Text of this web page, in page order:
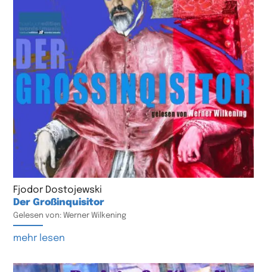
Fjodor Dostojewski
Der Großinquisitor
Gelesen von: Werner Wilkening
mehr lesen